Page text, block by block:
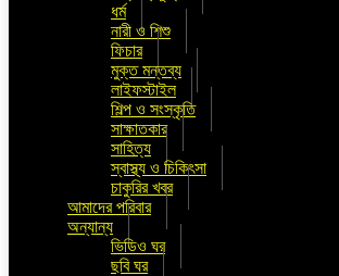
ধর্ম
নারী ও শিশু
ফিচার
মুক্ত মন্তব্য
লাইফস্টাইল
শিল্প ও সংস্কৃতি
সাক্ষাতকার
সাহিত্য
স্বাস্থ্য ও চিকিৎসা
চাকুরির খবর
আমাদের পরিবার
অন্যান্য
ভিডিও ঘর
ছবি ঘর